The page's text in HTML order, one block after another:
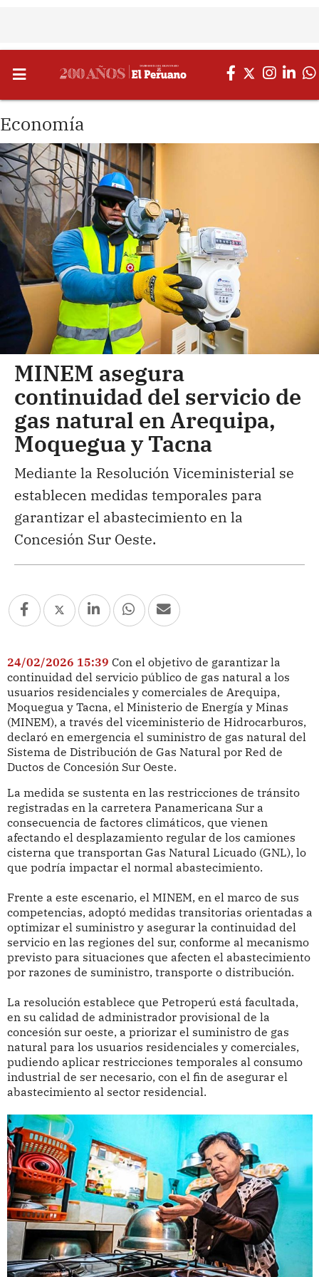
Economía
MINEM asegura
continuidad del servicio de
gas natural en Arequipa,
Moquegua y Tacna
Mediante la Resolución Viceministerial se
establecen medidas temporales para
garantizar el abastecimiento en la
Concesión Sur Oeste.
24/02/2026 15:39 Con el objetivo de garantizar la
continuidad del servicio público de gas natural a los
usuarios residenciales y comerciales de Arequipa,
Moquegua y Tacna, el Ministerio de Energía y Minas
(MINEM), a través del viceministerio de Hidrocarburos,
declaró en emergencia el suministro de gas natural del
Sistema de Distribución de Gas Natural por Red de
Ductos de Concesión Sur Oeste.
La medida se sustenta en las restricciones de tránsito
registradas en la carretera Panamericana Sur a
consecuencia de factores climáticos, que vienen
afectando el desplazamiento regular de los camiones
cisterna que transportan Gas Natural Licuado (GNL), lo
que podría impactar el normal abastecimiento.
Frente a este escenario, el MINEM, en el marco de sus
competencias, adoptó medidas transitorias orientadas a
optimizar el suministro y asegurar la continuidad del
servicio en las regiones del sur, conforme al mecanismo
previsto para situaciones que afecten el abastecimiento
por razones de suministro, transporte o distribución.
La resolución establece que Petroperú está facultada,
en su calidad de administrador provisional de la
concesión sur oeste, a priorizar el suministro de gas
natural para los usuarios residenciales y comerciales,
pudiendo aplicar restricciones temporales al consumo
industrial de ser necesario, con el fin de asegurar el
abastecimiento al sector residencial.